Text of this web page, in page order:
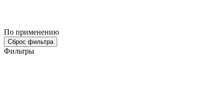
По применению
Сброс фильтра
Фильтры